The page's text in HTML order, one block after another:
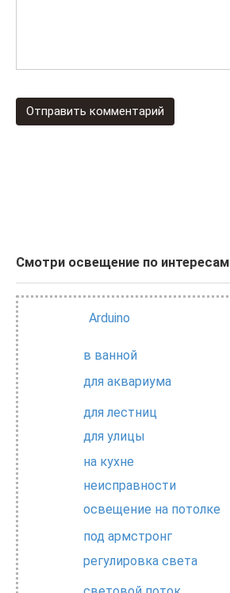
Смотри освещение по интересам
Arduino
в ванной
для аквариума
для лестниц
для улицы
на кухне
неисправности
освещение на потолке
под армстронг
регулировка света